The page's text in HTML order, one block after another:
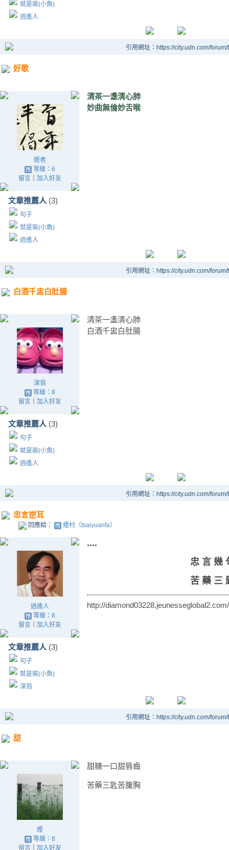
就是瑜(小魚)
逍遙人
引用網址：https://city.udn.com/
好歌
遊者
等級：6
留言｜ 加入好友
文章推薦人 (3)
句子
就是瑜(小魚)
逍遙人
清茶一盞清心肺
妙曲無倫妙舌喉
引用網址：https://city.udn.com/
白酒千盅白肚腸
深翁
等級：8
留言｜ 加入好友
文章推薦人 (3)
句子
就是瑜(小魚)
逍遙人
清茶一盞清心肺
白酒千盅白肚腸
引用網址：https://city.udn.com/
忠言逆耳
回應給： 煙村（tsaiyuanfa）
逍遙人
等級：8
留言｜ 加入好友
文章推薦人 (3)
句子
就是瑜(小魚)
深翁
....
忠 言 幾
苦 藥 三
http://
引用網址：https://city.udn.com/
甜
煙
等級：8
留言｜ 加入好友
甜糖一口甜唇齒
苦藥三匙苦腹胸